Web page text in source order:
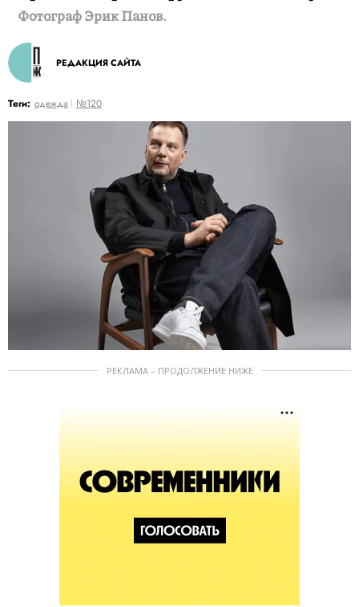
Фотограф Эрик Панов.
РЕДАКЦИЯ САЙТА
Теги: одежда №120
РЕКЛАМА – ПРОДОЛЖЕНИЕ НИЖЕ